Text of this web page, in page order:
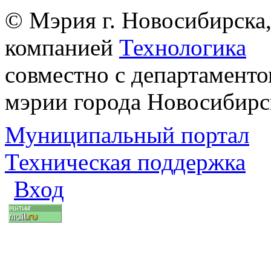
© Мэрия г.
компанией Технологика
совместно с
мэрии города
Муниципальный портал
Техническая поддержка
Вход